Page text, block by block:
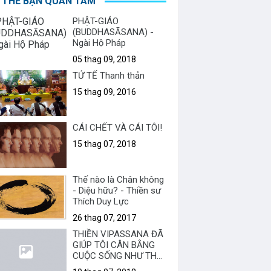
PHẬT-GIÁO
(BUDDHASĀSANA) -
Ngài Hộ Pháp
05 thag 09, 2018
TỬ TẾ Thanh thản
15 thag 09, 2016
CÁI CHẾT VÀ CÁI TÔI!
15 thag 07, 2018
Thế nào là Chân không
- Diệu hữu? - Thiền sư
Thích Duy Lực
26 thag 07, 2017
THIỀN VIPASSANA ĐÃ
GIÚP TÔI CÂN BẰNG
CUỘC SỐNG NHƯ THẾ
NÀO?